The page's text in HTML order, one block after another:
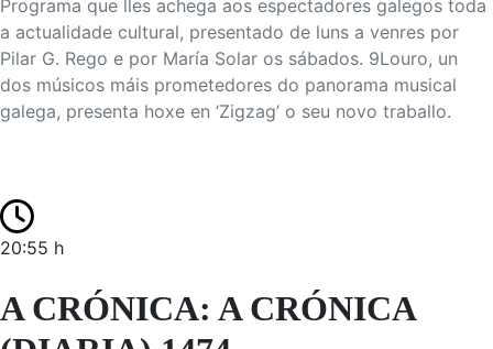
Programa que lles achega aos espectadores galegos toda
a actualidade cultural, presentado de luns a venres por
Pilar G. Rego e por María Solar os sábados. 9Louro, un
dos músicos máis prometedores do panorama musical
galega, presenta hoxe en ‘Zigzag’ o seu novo traballo.
20:55 h
A CRÓNICA: A CRÓNICA